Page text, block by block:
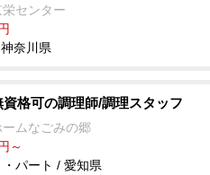
センター
奈川県
資格可の調理師/調理スタッフ
ムなごみの郷
～
パート / 愛知県